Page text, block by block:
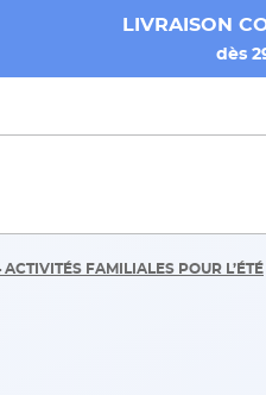
LIVRAISON
dès
FAMILIALES POUR L’ÉTÉ